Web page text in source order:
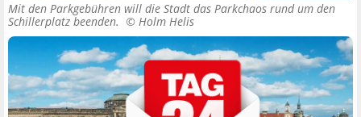
Mit den Parkgebühren will die Stadt das Parkchaos rund um den
Schillerplatz beenden. © Holm Helis